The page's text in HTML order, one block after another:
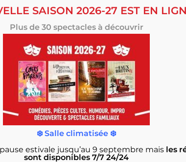
SAISON 2026-27 EST EN
Plus de 30 spectacles à découvrir
❄️ Salle climatisée ❄️
estivale jusqu’au 9 septembre maisles
sont disponibles 7/7 24/24